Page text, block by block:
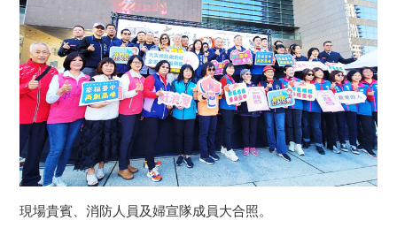
現場貴賓、消防人員及婦宣隊成員大合照。